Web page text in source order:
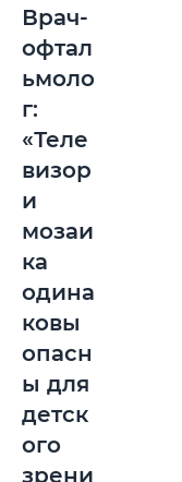
Врач-
офтал
ьмоло
г:
«Теле
визор
и
мозаи
ка
одина
ковы
опасн
ы для
детск
ого
зрени